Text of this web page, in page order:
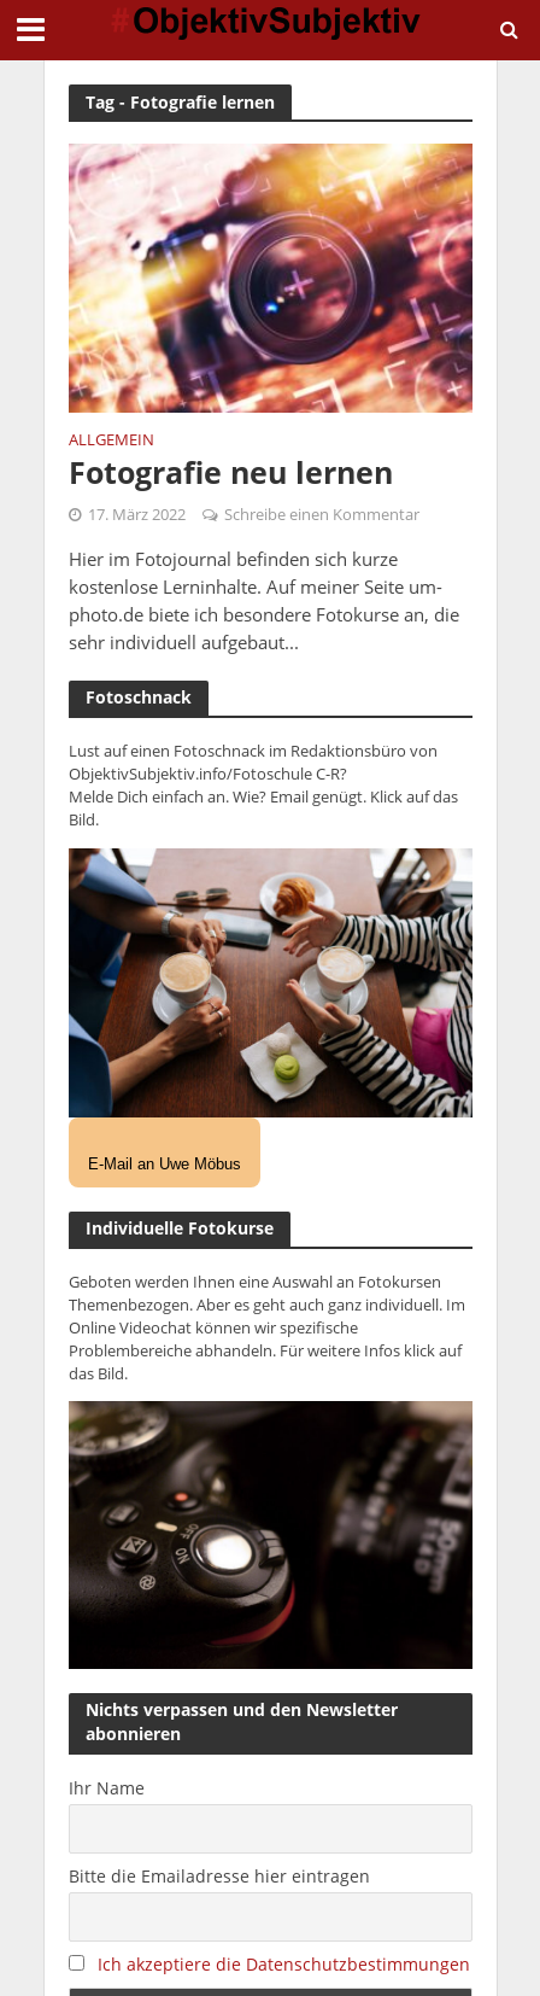
Tag - Fotografie lernen
ALLGEMEIN
Fotografie neu lernen
17. März 2022 Schreibe einen Kommentar
Hier im Fotojournal befinden sich kurze
kostenlose Lerninhalte. Auf meiner Seite um-
photo.de biete ich besondere Fotokurse an, die
sehr individuell aufgebaut...
Fotoschnack
Lust auf einen Fotoschnack im Redaktionsbüro von
ObjektivSubjektiv.info/Fotoschule C-R?
Melde Dich einfach an. Wie? Email genügt. Klick auf das
Bild.
E-Mail an Uwe Möbus
Individuelle Fotokurse
Geboten werden Ihnen eine Auswahl an Fotokursen
Themenbezogen. Aber es geht auch ganz individuell. Im
Online Videochat können wir spezifische
Problembereiche abhandeln. Für weitere Infos klick auf
das Bild.
Nichts verpassen und den Newsletter
abonnieren
Ihr Name
Bitte die Emailadresse hier eintragen
Ich akzeptiere die Datenschutzbestimmungen